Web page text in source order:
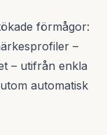
förmågor:
–
– utifrån enkla
automatisk